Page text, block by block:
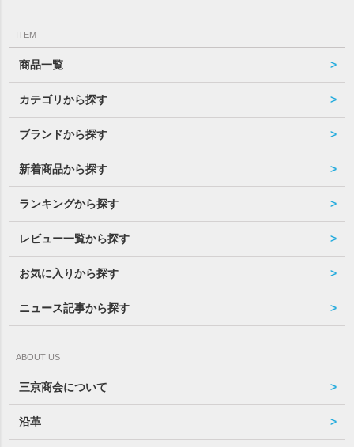
ITEM
商品一覧
カテゴリから探す
ブランドから探す
新着商品から探す
ランキングから探す
レビュー一覧から探す
お気に入りから探す
ニュース記事から探す
ABOUT US
三京商会について
沿革